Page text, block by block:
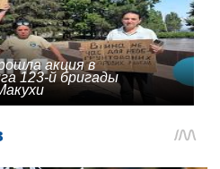
акция в
123-й бригады